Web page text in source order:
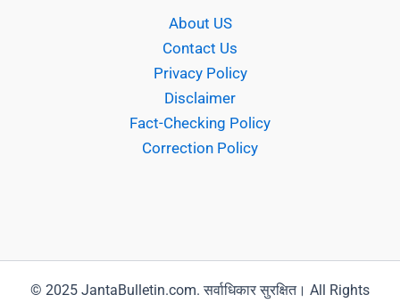
About US
Contact Us
Privacy Policy
Disclaimer
Fact-Checking Policy
Correction Policy
© 2025 JantaBulletin.com. सर्वाधिकार सुरक्षित। All Rights